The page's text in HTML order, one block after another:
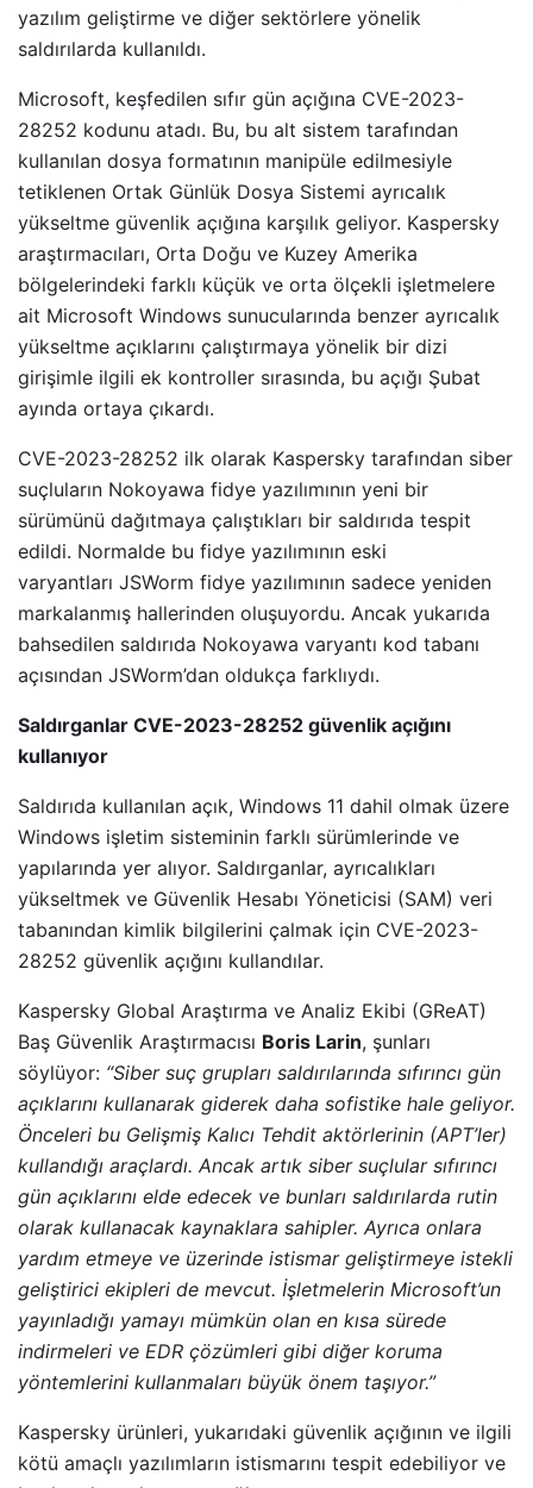
yazılım geliştirme ve diğer sektörlere yönelik
saldırılarda kullanıldı.
Microsoft, keşfedilen sıfır gün açığına CVE-2023-
28252 kodunu atadı. Bu, bu alt sistem tarafından
kullanılan dosya formatının manipüle edilmesiyle
tetiklenen Ortak Günlük Dosya Sistemi ayrıcalık
yükseltme güvenlik açığına karşılık geliyor. Kaspersky
araştırmacıları, Orta Doğu ve Kuzey Amerika
bölgelerindeki farklı küçük ve orta ölçekli işletmelere
ait Microsoft Windows sunucularında benzer ayrıcalık
yükseltme açıklarını çalıştırmaya yönelik bir dizi
girişimle ilgili ek kontroller sırasında, bu açığı Şubat
ayında ortaya çıkardı.
CVE-2023-28252 ilk olarak Kaspersky tarafından siber
suçluların Nokoyawa fidye yazılımının yeni bir
sürümünü dağıtmaya çalıştıkları bir saldırıda tespit
edildi. Normalde bu fidye yazılımının eski
varyantları JSWorm fidye yazılımının sadece yeniden
markalanmış hallerinden oluşuyordu. Ancak yukarıda
bahsedilen saldırıda Nokoyawa varyantı kod tabanı
açısından JSWorm’dan oldukça farklıydı.
Saldırganlar CVE-2023-28252 güvenlik açığını
kullanıyor
Saldırıda kullanılan açık, Windows 11 dahil olmak üzere
Windows işletim sisteminin farklı sürümlerinde ve
yapılarında yer alıyor. Saldırganlar, ayrıcalıkları
yükseltmek ve Güvenlik Hesabı Yöneticisi (SAM) veri
tabanından kimlik bilgilerini çalmak için CVE-2023-
28252 güvenlik açığını kullandılar.
Kaspersky Global Araştırma ve Analiz Ekibi (GReAT)
Baş Güvenlik Araştırmacısı Boris Larin, şunları
söylüyor: “Siber suç grupları saldırılarında sıfırıncı gün
açıklarını kullanarak giderek daha sofistike hale geliyor.
Önceleri bu Gelişmiş Kalıcı Tehdit aktörlerinin (APT’ler)
kullandığı araçlardı. Ancak artık siber suçlular sıfırıncı
gün açıklarını elde edecek ve bunları saldırılarda rutin
olarak kullanacak kaynaklara sahipler. Ayrıca onlara
yardım etmeye ve üzerinde istismar geliştirmeye istekli
geliştirici ekipleri de mevcut. İşletmelerin Microsoft’un
yayınladığı yamayı mümkün olan en kısa sürede
indirmeleri ve EDR çözümleri gibi diğer koruma
yöntemlerini kullanmaları büyük önem taşıyor.”
Kaspersky ürünleri, yukarıdaki güvenlik açığının ve ilgili
kötü amaçlı yazılımların istismarını tespit edebiliyor ve